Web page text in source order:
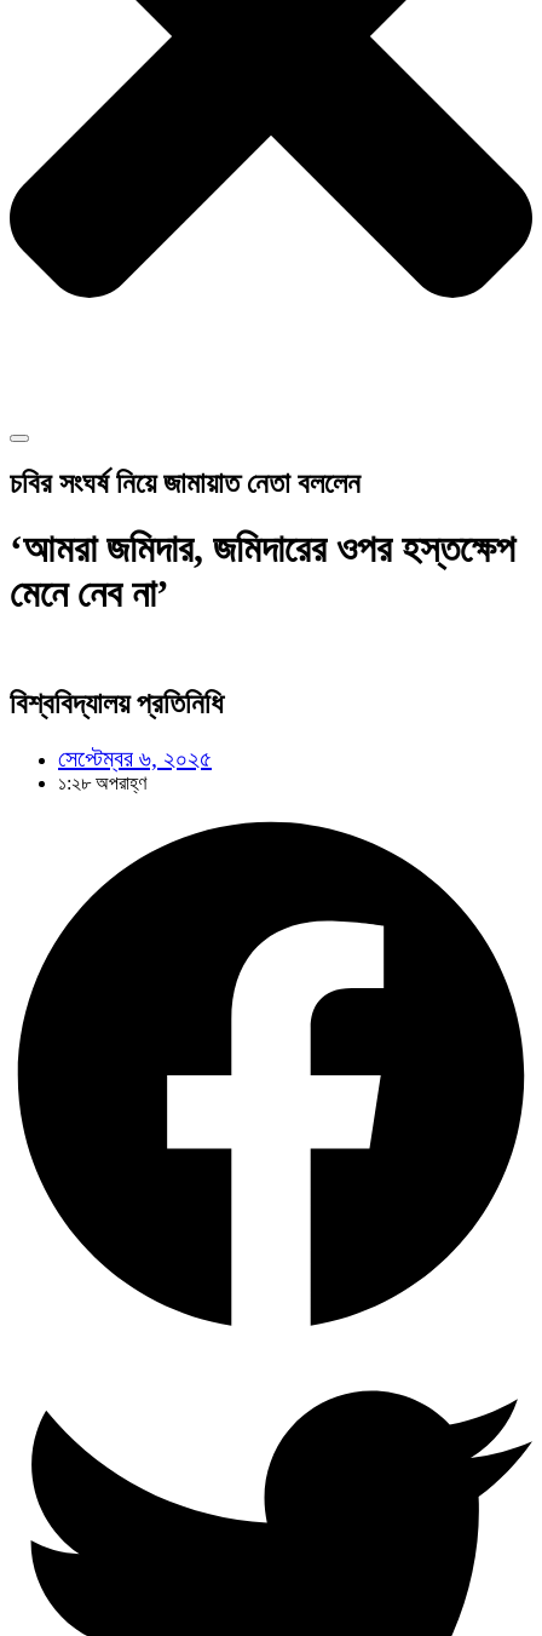
চবির সংঘর্ষ নিয়ে জামায়াত নেতা বললেন
‘আমরা জমিদার, জমিদারের ওপর হস্তক্ষেপ
মেনে নেব না’
বিশ্ববিদ্যালয় প্রতিনিধি
সেপ্টেম্বর ৬, ২০২৫
১:২৮ অপরাহ্ণ